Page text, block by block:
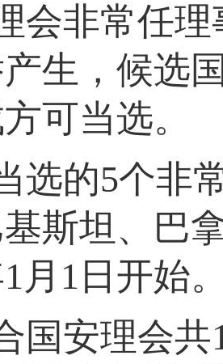
会非常任
生，候选
可当选。
选的5个非
斯坦、巴
月1日开始
国安理会